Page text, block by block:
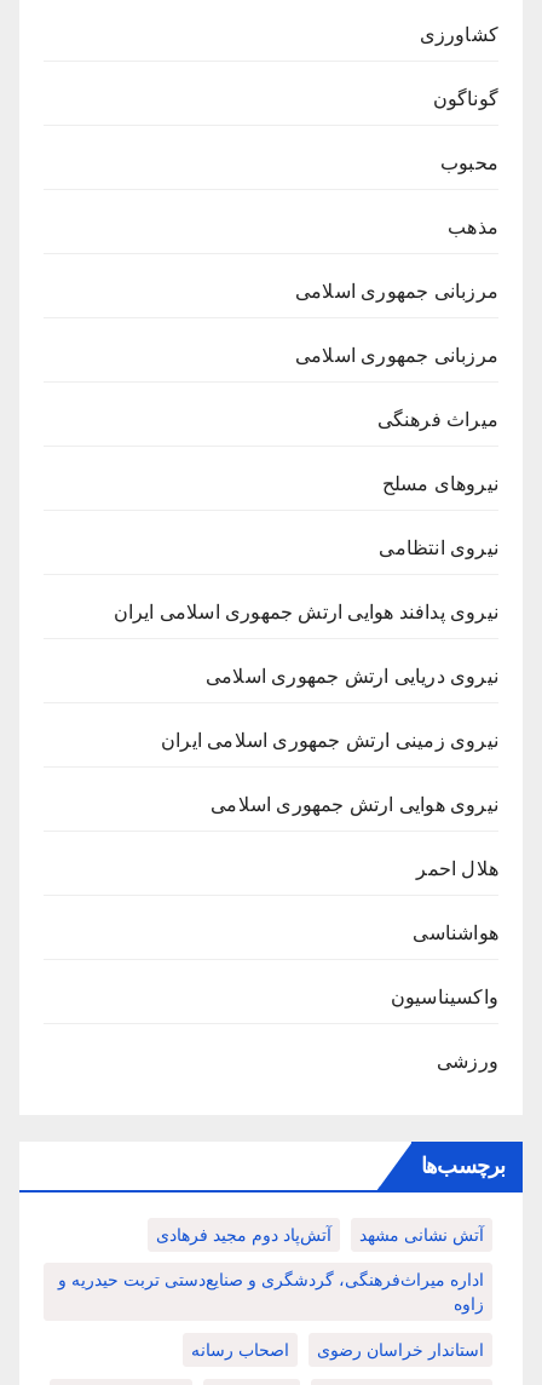
کشاورزی
گوناگون
محبوب
مذهب
مرزبانی جمهوری اسلامی
مرزبانی جمهوری اسلامی
میراث فرهنگی
نیروهای مسلح
نیروی انتظامی
نیروی پدافند هوایی ارتش جمهوری اسلامی ایران
نیروی دریایی ارتش جمهوری اسلامی
نیروی زمینی ارتش جمهوری اسلامی ایران
نیروی هوایی ارتش جمهوری اسلامی
هلال احمر
هواشناسی
واکسیناسیون
ورزشی
برچسب‌ها
آتش نشانی مشهد آتش‌پاد دوم مجید فرهادی
اداره میراث‌فرهنگی، گردشگری و صنایع‌دستی تربت حیدریه و
زاوه
استاندار خراسان رضوی اصحاب رسانه